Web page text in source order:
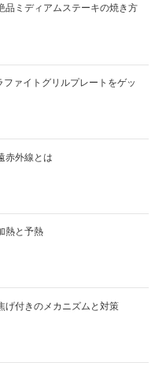
品ミディアムステーキの焼き方
ァイトグリルプレートをゲッ
赤外線とは
熱と予熱
げ付きのメカニズムと対策